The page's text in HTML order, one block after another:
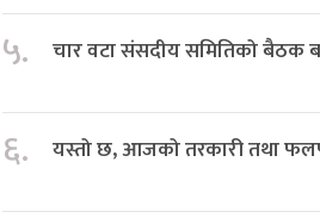
५. चार वटा संसदीय समितिको बैठक
६. यस्तो छ, आजको तरकारी तथा